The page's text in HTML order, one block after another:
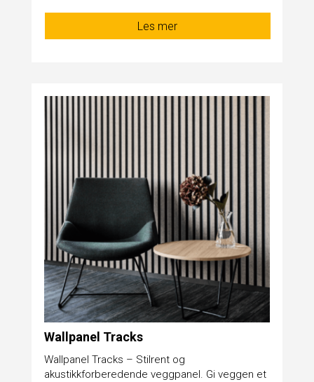
Les mer
Wallpanel Tracks
Wallpanel Tracks – Stilrent og
akustikkforberedende veggpanel. Gi veggen et